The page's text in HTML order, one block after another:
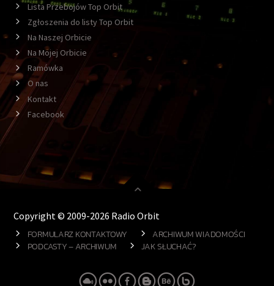
Lista Przebojów Top Orbit
Zgłoszenia do listy Top Orbit
Na Naszej Orbicie
Na Mojej Orbicie
Ramówka
O nas
Kontakt
Facebook
Copyright © 2009-2026 Radio Orbit
FORMULARZ KONTAKTOWY
ARCHIWUM WIADOMOŚCI
PODCASTY – ARCHIWUM
JAK SŁUCHAĆ?